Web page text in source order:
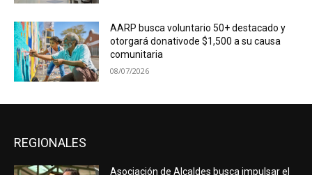
AARP busca voluntario 50+ destacado y
otorgará donativode $1,500 a su causa
comunitaria
08/07/2026
REGIONALES
Asociación de Alcaldes busca impulsar el